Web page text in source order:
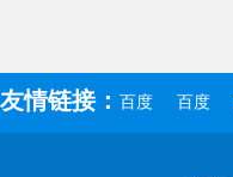
友情链接： 百度 百度